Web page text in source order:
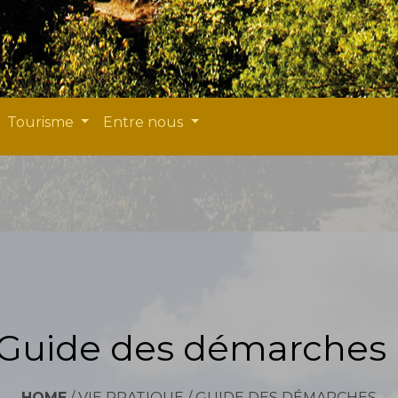
Tourisme Entre nous
des démarches